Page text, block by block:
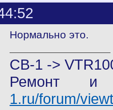
Нормально это.
CB-1 ->
Ремонт и
1.ru/forum/